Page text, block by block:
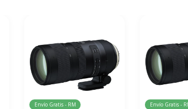
Envío Gratis - RM Envío Gratis -